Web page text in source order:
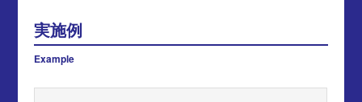
実施例
Example